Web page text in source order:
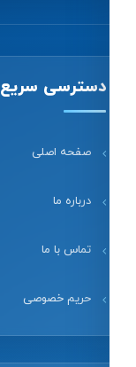
دسترسی سریع
صفحه اصلی
درباره ما
تماس با ما
حریم خصوصی